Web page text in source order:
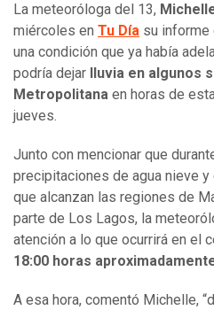
La meteoróloga del 13,
miércoles en Tu Día su informe
una condición que ya había
podría dejar lluvia en algunos
Metropolitana en horas de
jueves.
Junto con mencionar que
precipitaciones de agua nieve
que alcanzan las regiones de
parte de Los Lagos, la
atención a lo que ocurrirá en el
18:00 horas
A esa hora, comentó Michelle,